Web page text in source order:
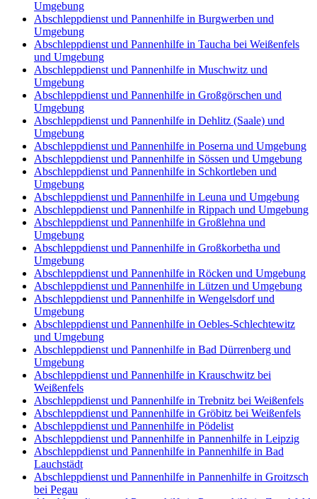
Umgebung
Abschleppdienst und Pannenhilfe in Burgwerben und
Umgebung
Abschleppdienst und Pannenhilfe in Taucha bei Weißenfels
und Umgebung
Abschleppdienst und Pannenhilfe in Muschwitz und
Umgebung
Abschleppdienst und Pannenhilfe in Großgörschen und
Umgebung
Abschleppdienst und Pannenhilfe in Dehlitz (Saale) und
Umgebung
Abschleppdienst und Pannenhilfe in Poserna und Umgebung
Abschleppdienst und Pannenhilfe in Sössen und Umgebung
Abschleppdienst und Pannenhilfe in Schkortleben und
Umgebung
Abschleppdienst und Pannenhilfe in Leuna und Umgebung
Abschleppdienst und Pannenhilfe in Rippach und Umgebung
Abschleppdienst und Pannenhilfe in Großlehna und
Umgebung
Abschleppdienst und Pannenhilfe in Großkorbetha und
Umgebung
Abschleppdienst und Pannenhilfe in Röcken und Umgebung
Abschleppdienst und Pannenhilfe in Lützen und Umgebung
Abschleppdienst und Pannenhilfe in Wengelsdorf und
Umgebung
Abschleppdienst und Pannenhilfe in Oebles-Schlechtewitz
und Umgebung
Abschleppdienst und Pannenhilfe in Bad Dürrenberg und
Umgebung
Abschleppdienst und Pannenhilfe in Krauschwitz bei
Weißenfels
Abschleppdienst und Pannenhilfe in Trebnitz bei Weißenfels
Abschleppdienst und Pannenhilfe in Gröbitz bei Weißenfels
Abschleppdienst und Pannenhilfe in Pödelist
Abschleppdienst und Pannenhilfe in Pannenhilfe in Leipzig
Abschleppdienst und Pannenhilfe in Pannenhilfe in Bad
Lauchstädt
Abschleppdienst und Pannenhilfe in Pannenhilfe in Groitzsch
bei Pegau